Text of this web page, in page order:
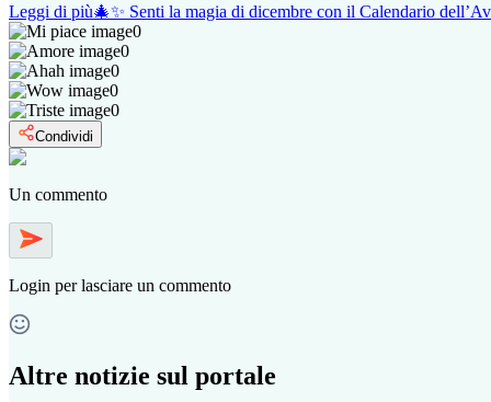
Leggi di più🎄✨ Senti la magia di dicembre con il Calendario
0
0
0
0
0
Condividi
Un commento
Login per lasciare un commento
Altre notizie sul portale